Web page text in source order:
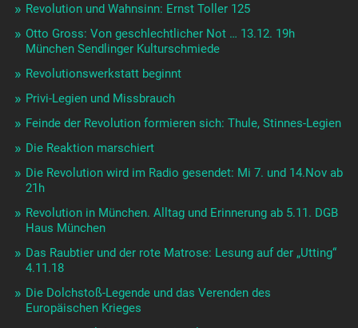
Revolution und Wahnsinn: Ernst Toller 125
Otto Gross: Von geschlechtlicher Not … 13.12. 19h
München Sendlinger Kulturschmiede
Revolutionswerkstatt beginnt
Privi-Legien und Missbrauch
Feinde der Revolution formieren sich: Thule, Stinnes-Legien
Die Reaktion marschiert
Die Revolution wird im Radio gesendet: Mi 7. und 14.Nov ab
21h
Revolution in München. Alltag und Erinnerung ab 5.11. DGB
Haus München
Das Raubtier und der rote Matrose: Lesung auf der „Utting“
4.11.18
Die Dolchstoß-Legende und das Verenden des
Europäischen Krieges